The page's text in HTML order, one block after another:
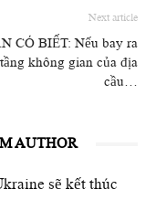
Next article
CÓ BIẾT: Nếu bay ra
không gian của địa
cầu…
AUTHOR
sẽ kết thúc